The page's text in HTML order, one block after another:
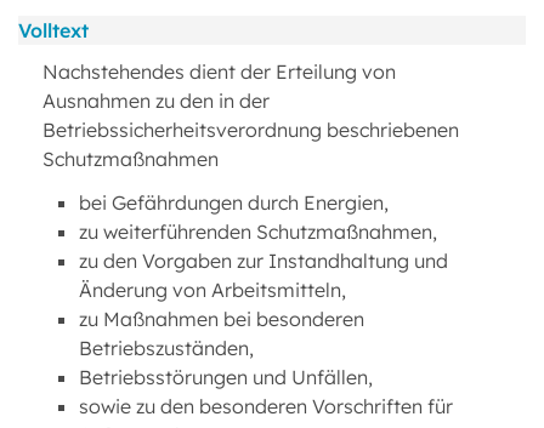
Volltext
Nachstehendes dient der Erteilung von
Ausnahmen zu den in der
Betriebssicherheitsverordnung beschriebenen
Schutzmaßnahmen
bei Gefährdungen durch Energien,
zu weiterführenden Schutzmaßnahmen,
zu den Vorgaben zur Instandhaltung und
Änderung von Arbeitsmitteln,
zu Maßnahmen bei besonderen
Betriebszuständen,
Betriebsstörungen und Unfällen,
sowie zu den besonderen Vorschriften für